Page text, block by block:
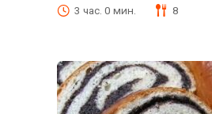
3 час. 0 мин. 8